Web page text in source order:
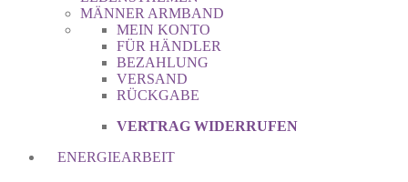
MÄNNER ARMBAND
MEIN KONTO
FÜR HÄNDLER
BEZAHLUNG
VERSAND
RÜCKGABE
VERTRAG WIDERRUFEN
ENERGIEARBEIT